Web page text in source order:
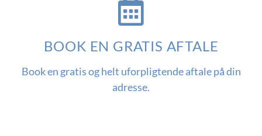
BOOK EN GRATIS AFTALE
Book en gratis og helt uforpligtende aftale på din
adresse.